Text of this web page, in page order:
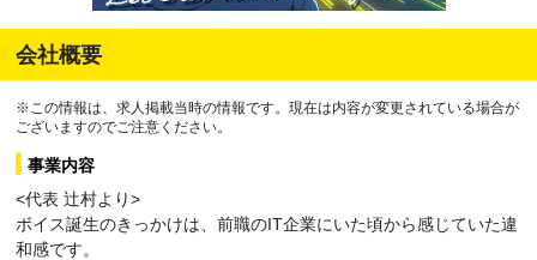
会社概要
※この情報は、求人掲載当時の情報です。現在は内容が変更されている場合が
ございますのでご注意ください。
事業内容
<代表 辻村より>
ボイス誕生のきっかけは、前職のIT企業にいた頃から感じていた違
和感です。